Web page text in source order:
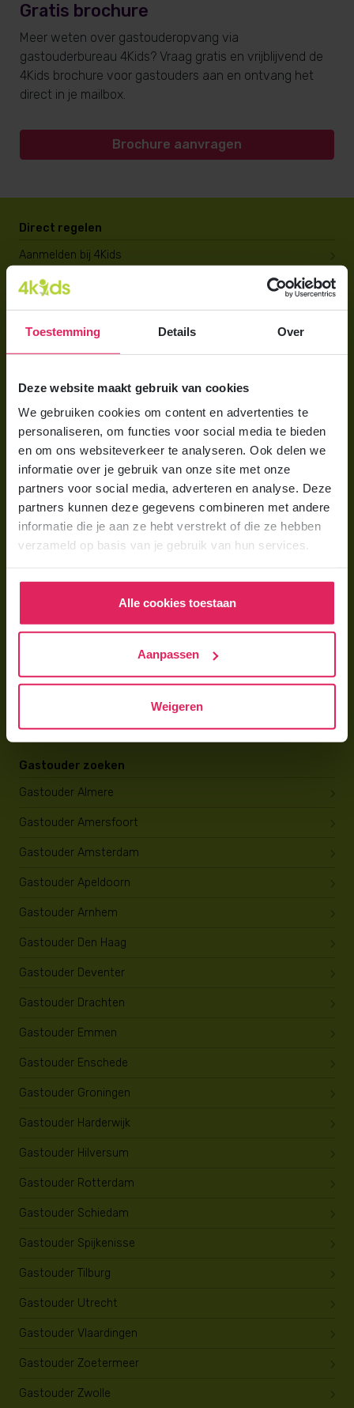
Toestemming Details Over
Deze website maakt gebruik van cookies
We gebruiken cookies om content en advertenties te
personaliseren, om functies voor social media te bieden
en om ons websiteverkeer te analyseren. Ook delen we
informatie over je gebruik van onze site met onze
partners voor social media, adverteren en analyse. Deze
partners kunnen deze gegevens combineren met andere
informatie die je aan ze hebt verstrekt of die ze hebben
verzameld op basis van je gebruik van hun services.
Alle cookies toestaan
Aanpassen
Weigeren
Gratis brochure
Meer weten over gastouderopvang via
gastouderbureau 4Kids? Vraag gratis en vrijblijvend de
4Kids brochure voor gastouders aan en ontvang het
direct in je mailbox.
Brochure aanvragen
Direct regelen
Aanmelden bij 4Kids
Brochure aanvragen
Berekening maken
Wat is gastouderopvang?
Wat kost een gastouder?
Hoe vind ik een gastouder?
Voor gastouders
Gastouder worden bij 4Kids
Hoe vind ik gastkinderen?
Trainingen & cursussen
Gastouder worden
Wat verdient een gastouder?
Gastouder zoeken
Gastouder Almere
Gastouder Amersfoort
Gastouder Amsterdam
Gastouder Apeldoorn
Gastouder Arnhem
Gastouder Den Haag
Gastouder Deventer
Gastouder Drachten
Gastouder Emmen
Gastouder Enschede
Gastouder Groningen
Gastouder Harderwijk
Gastouder Hilversum
Gastouder Rotterdam
Gastouder Schiedam
Gastouder Spijkenisse
Gastouder Tilburg
Gastouder Utrecht
Gastouder Vlaardingen
Gastouder Zoetermeer
Gastouder Zwolle